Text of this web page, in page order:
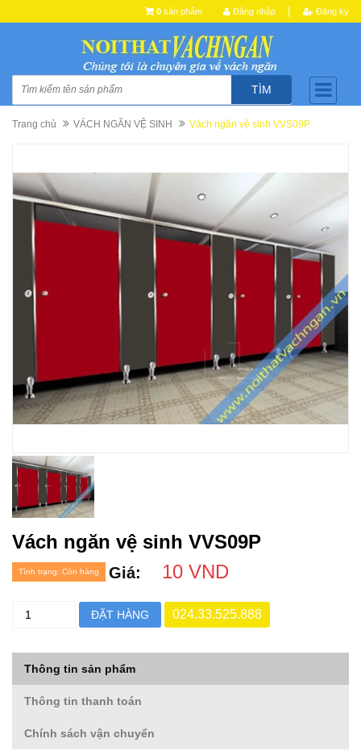
0 sản phẩm Đăng nhập | Đăng ký
TÌM
Trang chủ VÁCH NGĂN VỆ SINH Vách ngăn vệ sinh VVS09P
Vách ngăn vệ sinh VVS09P
Giá: 10 VND
Tình trạng: Còn hàng
ĐẶT HÀNG 024.33.525.888
Thông tin sản phẩm
Thông tin thanh toán
Chính sách vận chuyển